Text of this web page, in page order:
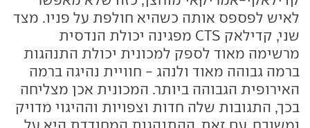
לאיש לפספס אותה כשהיא חולפת על פניו. מצד
שני, קדילאק CTS מפגינה יכולת הנדסית
מרשימה מאוד לספק למכונית יכולת התנהגות
ברמה גבוהה מאוד ולנהג - חוויית נהיגה ברמה
האירופית הגבוהה ביותר. המכונית אכן מצליחה
בכך, התגובות שלה חדות וצפויות וההיגוי מדויק